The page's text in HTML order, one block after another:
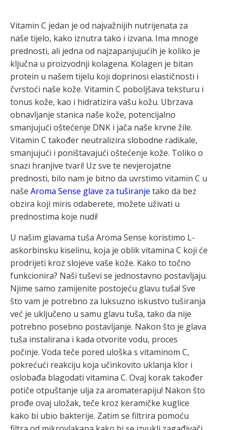
Vitamin C jedan je od najvažnijih nutrijenata za
naše tijelo, kako iznutra tako i izvana. Ima mnoge
prednosti, ali jedna od najzapanjujućih je koliko je
ključna u proizvodnji kolagena. Kolagen je bitan
protein u našem tijelu koji doprinosi elastičnosti i
čvrstoći naše kože. Vitamin C poboljšava teksturu i
tonus kože, kao i hidratizira vašu kožu. Ubrzava
obnavljanje stanica naše kože, potencijalno
smanjujući oštećenje DNK i jača naše krvne žile.
Vitamin C također neutralizira slobodne radikale,
smanjujući i poništavajući oštećenje kože. Toliko o
snazi ​​hranjive tvari! Uz sve te nevjerojatne
prednosti, bilo nam je bitno da uvrstimo vitamin C u
naše Aroma Sense glave za tuširanje tako da bez
obzira koji miris odaberete, možete uživati ​​u
prednostima koje nudi!
U našim glavama tuša Aroma Sense koristimo L-
askorbinsku kiselinu, koja je oblik vitamina C koji će
prodrijeti kroz slojeve vaše kože. Kako to točno
funkcionira? Naši tuševi se jednostavno postavljaju.
Njime samo zamijenite postojeću glavu tuša! Sve
što vam je potrebno za luksuzno iskustvo tuširanja
već je uključeno u samu glavu tuša, tako da nije
potrebno posebno postavljanje. Nakon što je glava
tuša instalirana i kada otvorite vodu, proces
počinje. Voda teče pored uloška s vitaminom C,
pokrećući reakciju koja učinkovito uklanja klor i
oslobađa blagodati vitamina C. Ovaj korak također
potiče otpuštanje ulja za aromaterapiju! Nakon što
prođe ovaj uložak, teče kroz keramičke kuglice
kako bi ubio bakterije. Zatim se filtrira pomoću